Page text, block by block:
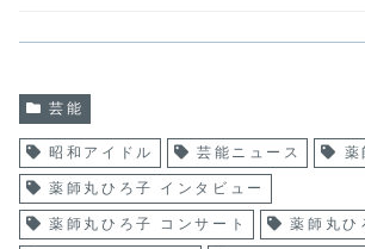
芸能
昭和アイドル 芸能ニュース 薬
薬師丸ひろ子 インタビュー
薬師丸ひろ子 コンサート 薬師丸ひ